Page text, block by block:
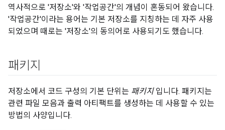
역사적으로 '저장소'와 '작업공간'의 개념이 혼동되어 왔습니다.
'작업공간'이라는 용어는 기본 저장소를 지칭하는 데 자주 사용
되었으며 때로는 '저장소'의 동의어로 사용되기도 했습니다.
패키지
저장소에서 코드 구성의 기본 단위는 패키지입니다. 패키지는
관련 파일 모음과 출력 아티팩트를 생성하는 데 사용할 수 있는
방법의 사양입니다.